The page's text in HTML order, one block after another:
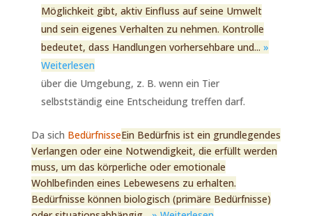
Möglichkeit gibt, aktiv Einfluss auf seine Umwelt
und sein eigenes Verhalten zu nehmen. Kontrolle
bedeutet, dass Handlungen vorhersehbare und... »
Weiterlesen
über die Umgebung, z. B. wenn ein Tier
selbstständig eine Entscheidung treffen darf.
Da sich BedürfnisseEin Bedürfnis ist ein grundlegendes
Verlangen oder eine Notwendigkeit, die erfüllt werden
muss, um das körperliche oder emotionale
Wohlbefinden eines Lebewesens zu erhalten.
Bedürfnisse können biologisch (primäre Bedürfnisse)